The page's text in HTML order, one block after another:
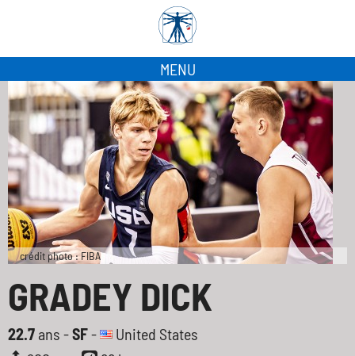
MENU
crédit photo : FIBA
GRADEY DICK
22.7 ans -SF-
United States